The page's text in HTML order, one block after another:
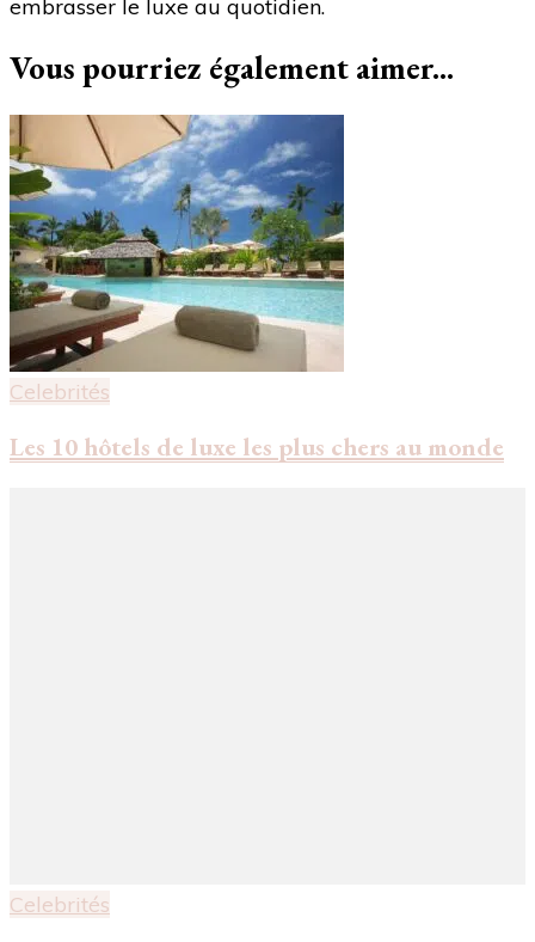
embrasser le luxe au quotidien.
Vous pourriez également aimer...
Celebrités
Les 10 hôtels de luxe les plus chers au monde
Celebrités